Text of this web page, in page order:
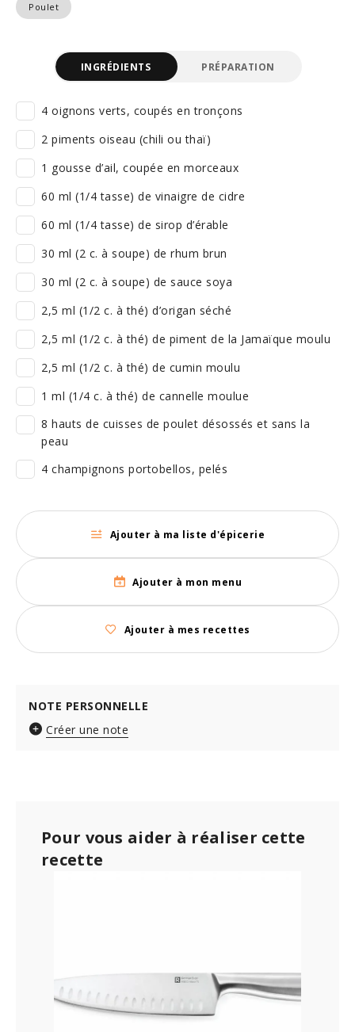
Poulet
INGRÉDIENTS PRÉPARATION
4 oignons verts, coupés en tronçons
2 piments oiseau (chili ou thaï)
1 gousse d’ail, coupée en morceaux
60 ml (1/4 tasse) de vinaigre de cidre
60 ml (1/4 tasse) de sirop d’érable
30 ml (2 c. à soupe) de rhum brun
30 ml (2 c. à soupe) de sauce soya
2,5 ml (1/2 c. à thé) d’origan séché
2,5 ml (1/2 c. à thé) de piment de la Jamaïque moulu
2,5 ml (1/2 c. à thé) de cumin moulu
1 ml (1/4 c. à thé) de cannelle moulue
8 hauts de cuisses de poulet désossés et sans la
peau
4 champignons portobellos, pelés
Ajouter à ma liste d'épicerie
Ajouter à mon menu
Ajouter à mes recettes
NOTE PERSONNELLE
Créer une note
Pour vous aider à réaliser cette
recette